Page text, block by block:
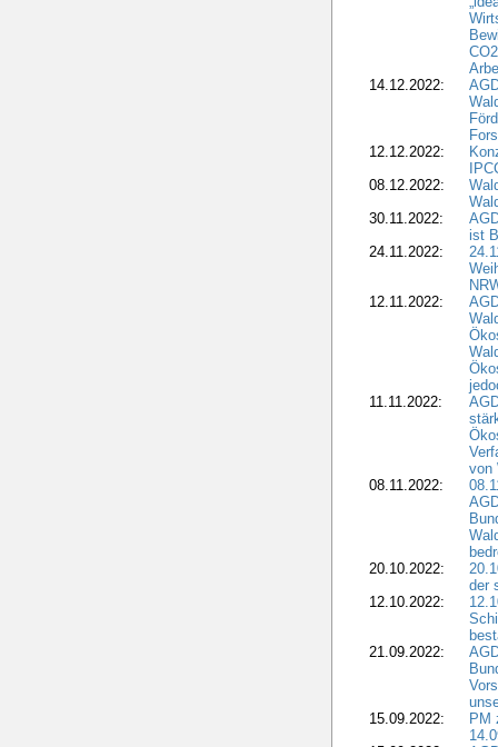
14.12.2022:
12.12.2022:
08.12.2022:
30.11.2022:
ist
24.11.2022:
12.11.2022:
11.11.2022:
von
08.11.2022:
20.10.2022:
der
12.10.2022:
21.09.2022:
15.09.2022:
PM